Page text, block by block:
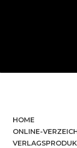
HOME
ONLINE-